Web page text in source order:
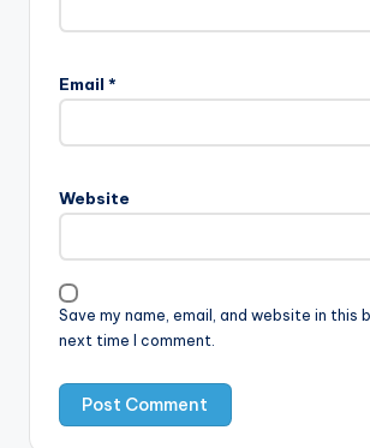
Email *
Website
Save my name, email, and website in this
next time I comment.